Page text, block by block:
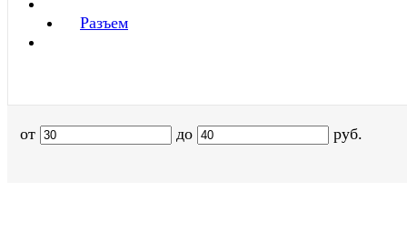
Разъем
от до руб.